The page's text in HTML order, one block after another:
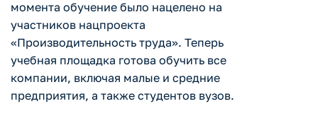
момента обучение было нацелено на
участников нацпроекта
«Производительность труда». Теперь
учебная площадка готова обучить все
компании, включая малые и средние
предприятия, а также студентов вузов.